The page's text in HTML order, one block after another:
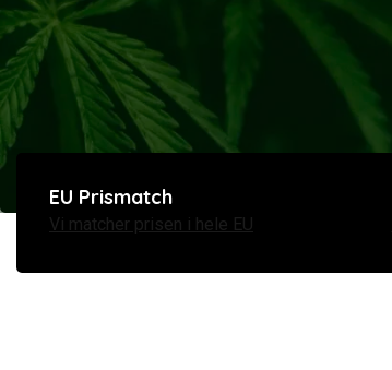
EU Prismatch
Vi matcher prisen i hele EU